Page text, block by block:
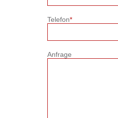
Telefon*
Anfrage